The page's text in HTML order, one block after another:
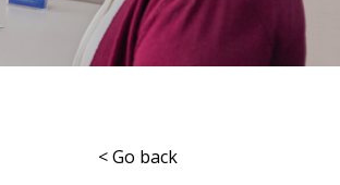
< Go back